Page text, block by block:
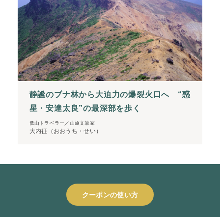
静謐のブナ林から大迫力の爆裂火口へ “惑
星・安達太良”の最深部を歩く
低山トラベラー／山旅文筆家
大内征（おおうち・せい）
クーポンの使い方